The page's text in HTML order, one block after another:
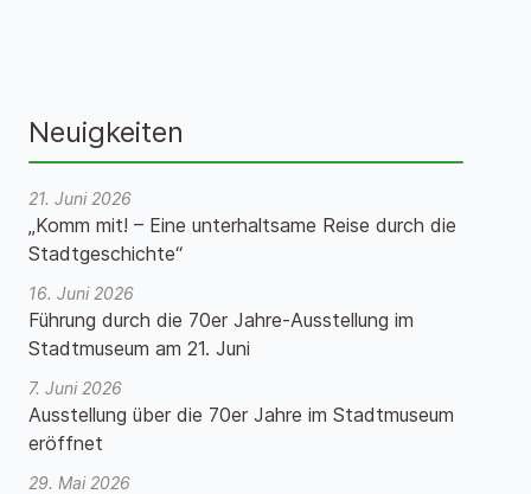
Neuigkeiten
21. Juni 2026
„Komm mit! – Eine unterhaltsame Reise durch die
Stadtgeschichte“
16. Juni 2026
Führung durch die 70er Jahre-Ausstellung im
Stadtmuseum am 21. Juni
7. Juni 2026
Ausstellung über die 70er Jahre im Stadtmuseum
eröffnet
29. Mai 2026